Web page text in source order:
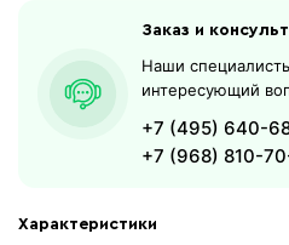
Характеристики
Заказ и
Наши
интересующий
+7 (495) 640-
+7 (968) 810-